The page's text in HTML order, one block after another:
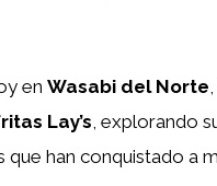
en Wasabi del Norte
Lay’s , explorando
han conquistado a